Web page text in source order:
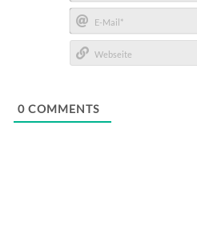
Name*
E-
Mail*
0 COMMENTS